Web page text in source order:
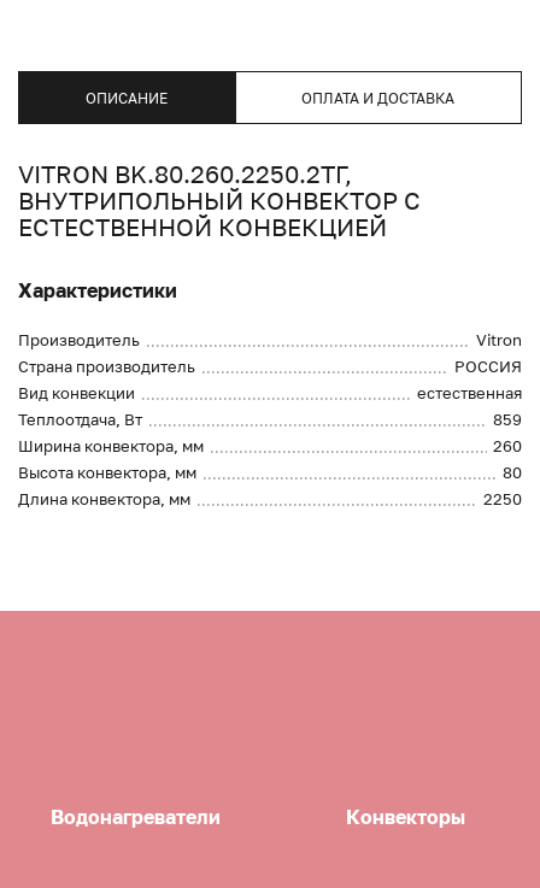
ОПИСАНИЕ ОПЛАТА И ДОСТАВКА
VITRON BK.80.260.2250.2ТГ,
ВНУТРИПОЛЬНЫЙ КОНВЕКТОР С
ЕСТЕСТВЕННОЙ КОНВЕКЦИЕЙ
Характеристики
Производитель
Vitron
Страна производитель
РОССИЯ
Вид конвекции
естественная
Теплоотдача, Вт
859
Ширина конвектора, мм
260
Высота конвектора, мм
80
Длина конвектора, мм
2250
Водонагреватели Конвекторы